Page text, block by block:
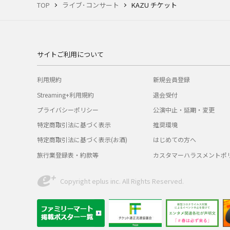
TOP ライブ･コンサート KAZU チケット
サイトご利用について
利用規約
Streaming+利用規約
プライバシーポリシー
特定商取引法に基づく表示
特定商取引法に基づく表示(お酒)
旅行業登録表・約款等
新規会員登録
退会受付
公演中止・延期・変更
推奨環境
はじめての方へ
カスタマーハラスメントポ
Copyright eplus inc. All Rights Reserved.